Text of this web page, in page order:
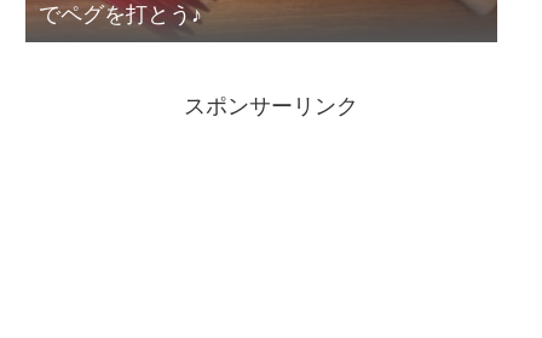
でペグを打とう♪
スポンサーリンク